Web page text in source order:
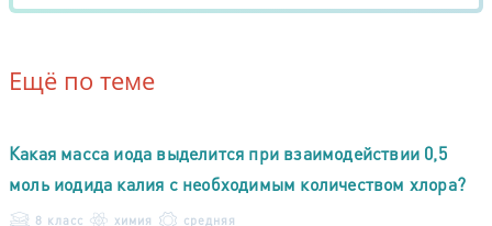
Ещё по теме
Какая масса иода выделится при взаимодействии 0,5
моль иодида калия с необходимым количеством хлора?
8 класс химия средняя